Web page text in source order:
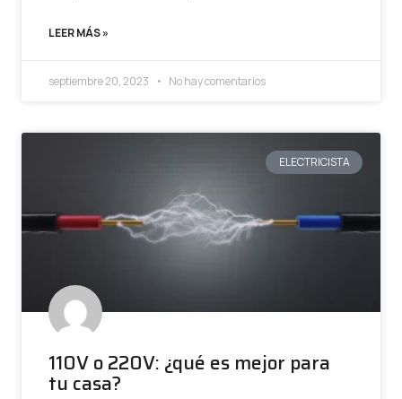
LEER MÁS »
septiembre 20, 2023 No hay comentarios
ELECTRICISTA
110V o 220V: ¿qué es mejor para
tu casa?